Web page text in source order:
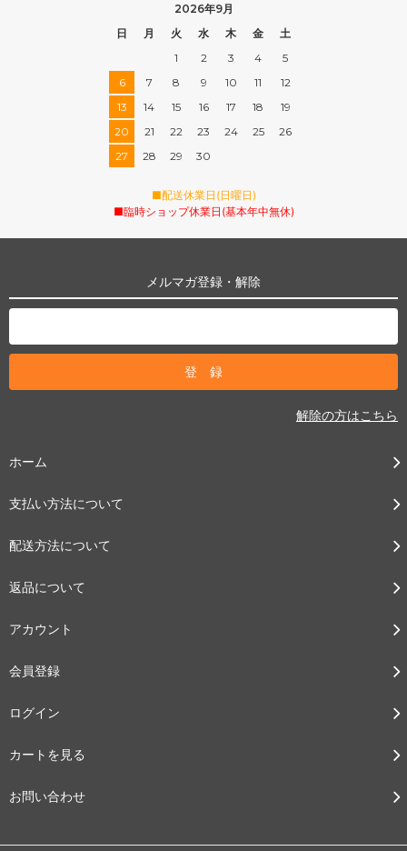
2026年9月
日
月 火 水 木 金
土
1
2 3 4
5
6
7 8 9 10 11
12
13
14 15 16 17 18
19
20
21 22 23 24 25
26
27
28 29 30
■配送休業日(日曜日)
■臨時ショップ休業日(基本年中無休)
メルマガ登録・解除
解除の方はこちら
ホーム
支払い方法について
配送方法について
返品について
アカウント
会員登録
ログイン
カートを見る
お問い合わせ